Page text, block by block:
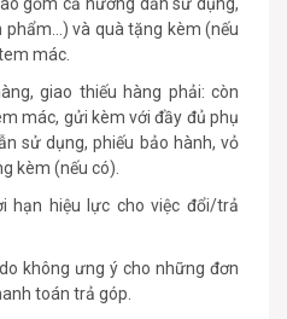
và quà tặng kèm (nếu
mác.
giao thiếu hàng phải: còn
mác, gửi kèm với đầy đủ phụ
sử dụng, phiếu bảo hành, vỏ
kèm (nếu có).
hạn hiệu lực cho việc đổi/trả
không ưng ý cho những đơn
toán trả góp.